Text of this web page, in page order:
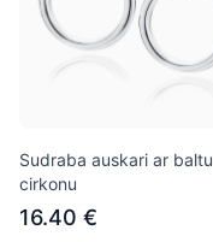
Sudraba auskari ar baltu
cirkonu
16.40 €